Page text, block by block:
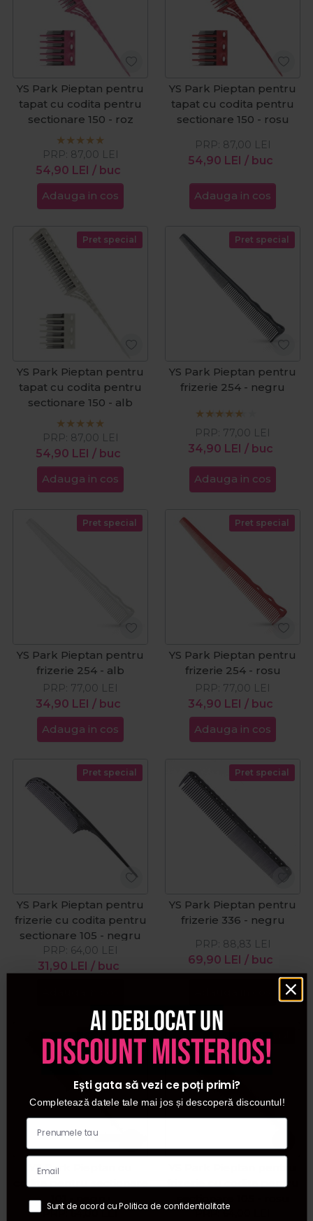
YS Park Pieptan pentru
tapat cu codita pentru
sectionare 150 - roz
54,90 LEI / buc
PRP: 87,00 LEI
Adauga in cos
YS Park Pieptan pentru
tapat cu codita pentru
sectionare 150 - rosu
54,90 LEI / buc
PRP: 87,00 LEI
Adauga in cos
Pret special
YS Park Pieptan pentru
tapat cu codita pentru
sectionare 150 - alb
54,90 LEI / buc
PRP: 87,00 LEI
Adauga in cos
Pret special
YS Park Pieptan pentru
frizerie 254 - negru
34,90 LEI / buc
PRP: 77,00 LEI
Adauga in cos
Pret special
YS Park Pieptan pentru
frizerie 254 - alb
34,90 LEI / buc
PRP: 77,00 LEI
Adauga in cos
Pret special
YS Park Pieptan pentru
frizerie 254 - rosu
34,90 LEI / buc
PRP: 77,00 LEI
Adauga in cos
Pret special
YS Park Pieptan pentru
frizerie cu codita pentru
sectionare 105 - negru
31,90 LEI / buc
PRP: 64,00 LEI
Pret special
YS Park Pieptan pentru
frizerie 336 - negru
69,90 LEI / buc
PRP: 88,83 LEI
Pret special
YS Park Pieptan cu
codita pentru sectionare
PRP:64,00LEI
Pret special
frizerie cu codita pentru
PRP:64,00
Ai deblocat un
discount misterios!
Ești gata să vezi ce poți primi?
Completează datele tale mai jos și descoperă discountul!
Sunt de acord cu Politica de confidentialitate